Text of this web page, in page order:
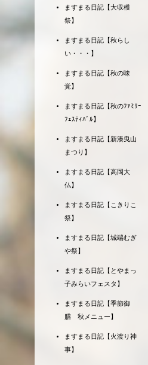
ますまる日記【大収穫
祭】
ますまる日記【秋らし
い・・・】
ますまる日記【秋の味
覚】
ますまる日記【秋のﾌｧﾐﾘｰ
ﾌｪｽﾃｨﾊﾞﾙ】
ますまる日記【新湊曳山
まつり】
ますまる日記【高岡大
仏】
ますまる日記【こきりこ
祭】
ますまる日記【城端むぎ
や祭】
ますまる日記【とやまっ
子みらいフェスタ】
ますまる日記【季節御
膳 秋メニュー】
ますまる日記【火渡り神
事】